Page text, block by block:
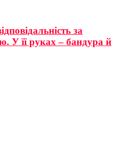
за
У її руках – бандура й